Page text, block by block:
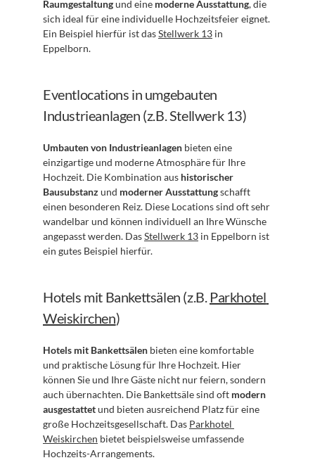
Raumgestaltung und eine moderne Ausstattung, die
sich ideal für eine individuelle Hochzeitsfeier eignet.
Ein Beispiel hierfür ist das Stellwerk 13 in
Eppelborn.
Eventlocations in umgebauten
Industrieanlagen (z.B. Stellwerk 13)
Umbauten von Industrieanlagen bieten eine
einzigartige und moderne Atmosphäre für Ihre
Hochzeit. Die Kombination aus historischer
Bausubstanz und moderner Ausstattung schafft
einen besonderen Reiz. Diese Locations sind oft sehr
wandelbar und können individuell an Ihre Wünsche
angepasst werden. Das Stellwerk 13 in Eppelborn ist
ein gutes Beispiel hierfür.
Hotels mit Bankettsälen (z.B. Parkhotel
Weiskirchen)
Hotels mit Bankettsälen bieten eine komfortable
und praktische Lösung für Ihre Hochzeit. Hier
können Sie und Ihre Gäste nicht nur feiern, sondern
auch übernachten. Die Bankettsäle sind oft modern
ausgestattet und bieten ausreichend Platz für eine
große Hochzeitsgesellschaft. Das Parkhotel
Weiskirchen bietet beispielsweise umfassende
Hochzeits-Arrangements.